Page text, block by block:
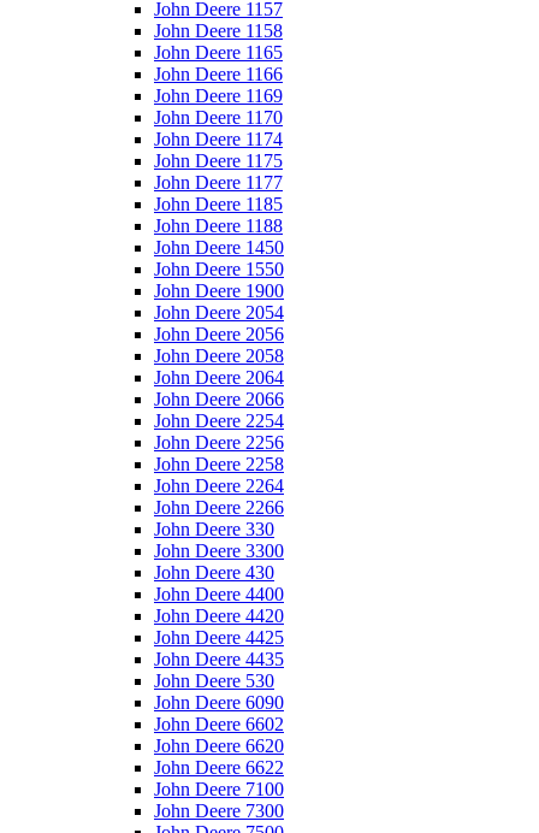
John Deere 1157
John Deere 1158
John Deere 1165
John Deere 1166
John Deere 1169
John Deere 1170
John Deere 1174
John Deere 1175
John Deere 1177
John Deere 1185
John Deere 1188
John Deere 1450
John Deere 1550
John Deere 1900
John Deere 2054
John Deere 2056
John Deere 2058
John Deere 2064
John Deere 2066
John Deere 2254
John Deere 2256
John Deere 2258
John Deere 2264
John Deere 2266
John Deere 330
John Deere 3300
John Deere 430
John Deere 4400
John Deere 4420
John Deere 4425
John Deere 4435
John Deere 530
John Deere 6090
John Deere 6602
John Deere 6620
John Deere 6622
John Deere 7100
John Deere 7300